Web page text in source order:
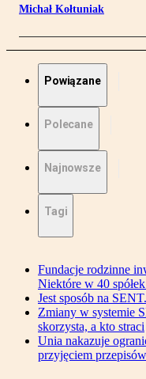
Michał Kołtuniak
Powiązane
Polecane
Najnowsze
Tagi
Fundacje rodzinne
Niektóre w 40
Jest sposób na
Zmiany w systemie
skorzysta, a kto straci
Unia nakazuje
przyjęciem przepisów